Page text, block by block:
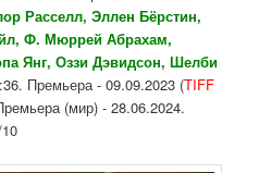
Расселл, Эллен Бёрстин,
Ф. Мюррей Абрахам,
Янг, Оззи Дэвидсон, Шелби
Премьера - 09.09.2023 (TIFF
(мир) - 28.06.2024.